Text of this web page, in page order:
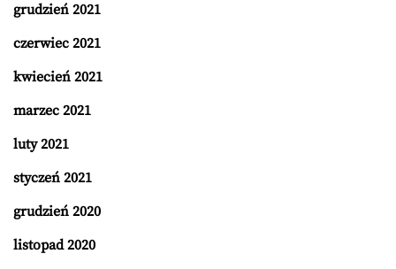
grudzień 2021
czerwiec 2021
kwiecień 2021
marzec 2021
luty 2021
styczeń 2021
grudzień 2020
listopad 2020